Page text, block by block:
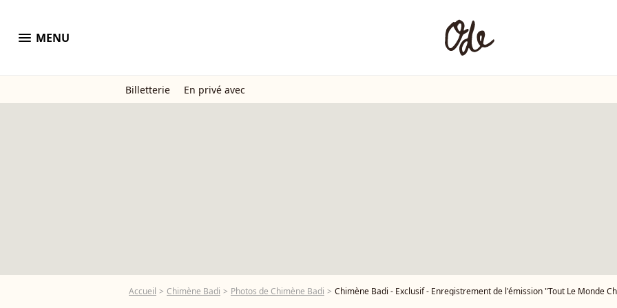
menu MENU
Billetterie En privé avec
Accueil Chimène Badi Photos de Chimène Badi Chimène Badi - Exclusif - Enregistrement de l'émission "Tout Le Monde Chante Contre Le